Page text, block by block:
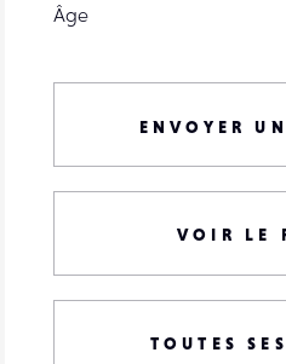
Âge
ENVOYER
VOIR LE
TOUTES